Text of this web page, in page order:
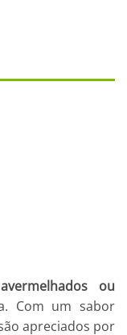
avermelhados ou
Com um sabor
apreciados por